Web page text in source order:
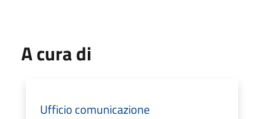
A cura di
Ufficio comunicazione